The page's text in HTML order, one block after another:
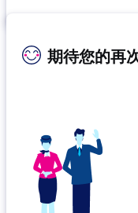
期待您的再